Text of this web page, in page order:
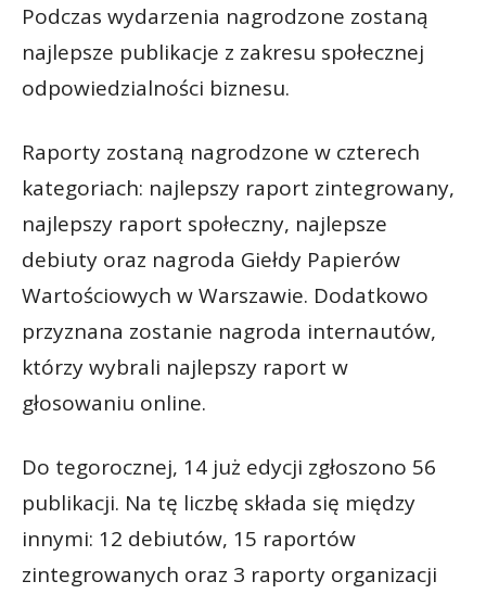
Podczas wydarzenia nagrodzone zostaną
najlepsze publikacje z zakresu społecznej
odpowiedzialności biznesu.
Raporty zostaną nagrodzone w czterech
kategoriach: najlepszy raport zintegrowany,
najlepszy raport społeczny, najlepsze
debiuty oraz nagroda Giełdy Papierów
Wartościowych w Warszawie. Dodatkowo
przyznana zostanie nagroda internautów,
którzy wybrali najlepszy raport w
głosowaniu online.
Do tegorocznej, 14 już edycji zgłoszono 56
publikacji. Na tę liczbę składa się między
innymi: 12 debiutów, 15 raportów
zintegrowanych oraz 3 raporty organizacji